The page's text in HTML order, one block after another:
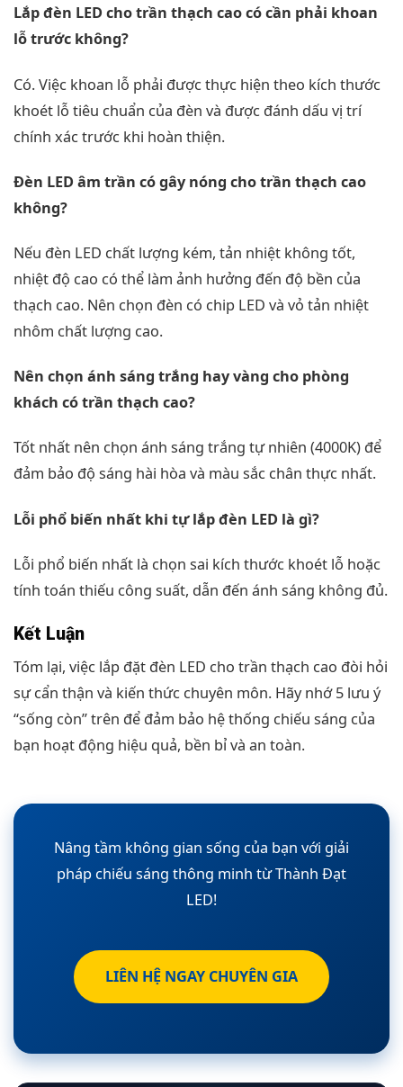
Lắp đèn LED cho trần thạch cao có cần phải khoan
lỗ trước không?
Có. Việc khoan lỗ phải được thực hiện theo kích thước
khoét lỗ tiêu chuẩn của đèn và được đánh dấu vị trí
chính xác trước khi hoàn thiện.
Đèn LED âm trần có gây nóng cho trần thạch cao
không?
Nếu đèn LED chất lượng kém, tản nhiệt không tốt,
nhiệt độ cao có thể làm ảnh hưởng đến độ bền của
thạch cao. Nên chọn đèn có chip LED và vỏ tản nhiệt
nhôm chất lượng cao.
Nên chọn ánh sáng trắng hay vàng cho phòng
khách có trần thạch cao?
Tốt nhất nên chọn ánh sáng trắng tự nhiên (4000K) để
đảm bảo độ sáng hài hòa và màu sắc chân thực nhất.
Lỗi phổ biến nhất khi tự lắp đèn LED là gì?
Lỗi phổ biến nhất là chọn sai kích thước khoét lỗ hoặc
tính toán thiếu công suất, dẫn đến ánh sáng không đủ.
Kết Luận
Tóm lại, việc lắp đặt đèn LED cho trần thạch cao đòi hỏi
sự cẩn thận và kiến thức chuyên môn. Hãy nhớ 5 lưu ý
“sống còn” trên để đảm bảo hệ thống chiếu sáng của
bạn hoạt động hiệu quả, bền bỉ và an toàn.
Nâng tầm không gian sống của bạn với giải
pháp chiếu sáng thông minh từ Thành Đạt
LED!
LIÊN HỆ NGAY CHUYÊN GIA